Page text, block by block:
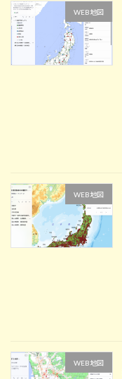
WEB地図
WEB地図
WEB地図